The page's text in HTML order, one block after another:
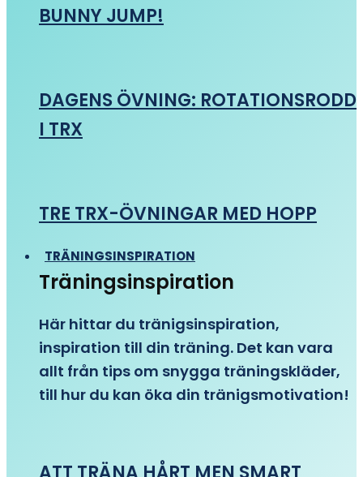
BUNNY JUMP!
DAGENS ÖVNING: ROTATIONSRODD
I TRX
TRE TRX-ÖVNINGAR MED HOPP
TRÄNINGSINSPIRATION
Träningsinspiration
Här hittar du tränigsinspiration,
inspiration till din träning. Det kan vara
allt från tips om snygga träningskläder,
till hur du kan öka din tränigsmotivation!